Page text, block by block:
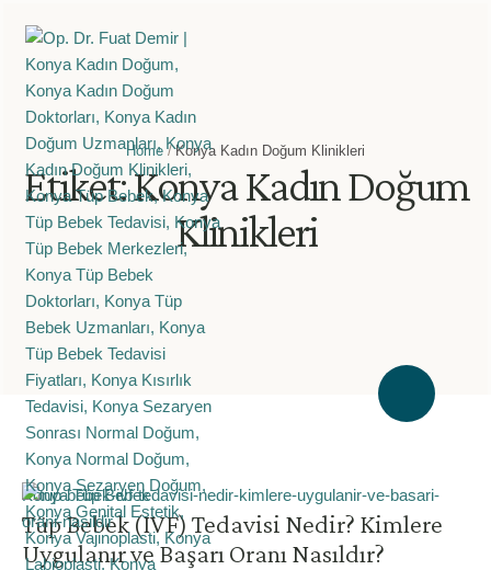
Home / Konya Kadın Doğum Klinikleri
Etiket:Konya Kadın Doğum
Klinikleri
Konya Tüp Bebek
Tüp Bebek (IVF) Tedavisi Nedir? Kimlere
Uygulanır ve Başarı Oranı Nasıldır?